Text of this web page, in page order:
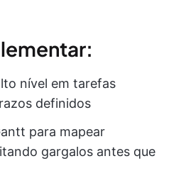
nível em tarefas
definidos
para mapear
gargalos antes que